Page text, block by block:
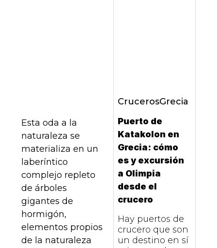
Esta oda a la
naturaleza se
materializa en un
laberíntico
complejo repleto
de árboles
gigantes de
hormigón,
elementos propios
de la naturaleza
CrucerosGrecia
Puerto de
Katakolon en
Grecia: cómo
es y excursión
a Olimpia
desde el
crucero
Hay puertos de
crucero que son
un destino en sí